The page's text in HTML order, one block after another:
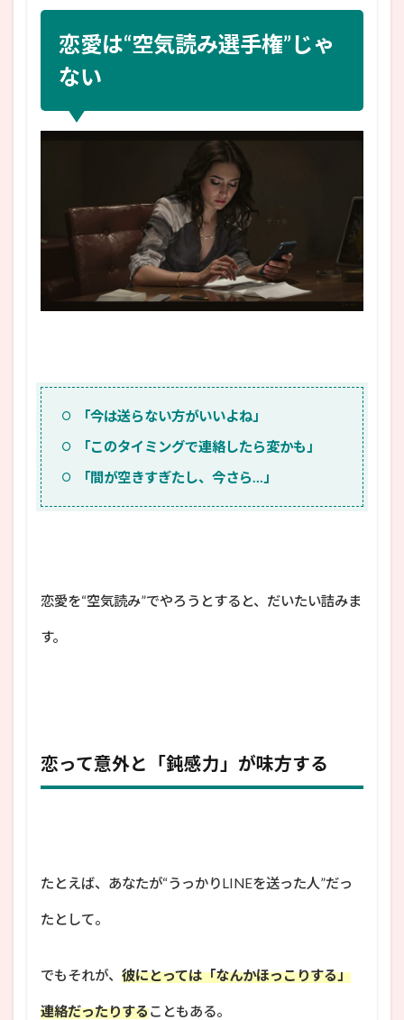
恋愛は“空気読み選手権”じゃ
ない
「今は送らない方がいいよね」
「このタイミングで連絡したら変かも」
「間が空きすぎたし、今さら…」
恋愛を“空気読み”でやろうとすると、だいたい詰みま
す。
恋って意外と「鈍感力」が味方する
たとえば、あなたが“うっかりLINEを送った人”だっ
たとして。
でもそれが、 彼にとっては「なんかほっこりする」
連絡だったりすることもある。